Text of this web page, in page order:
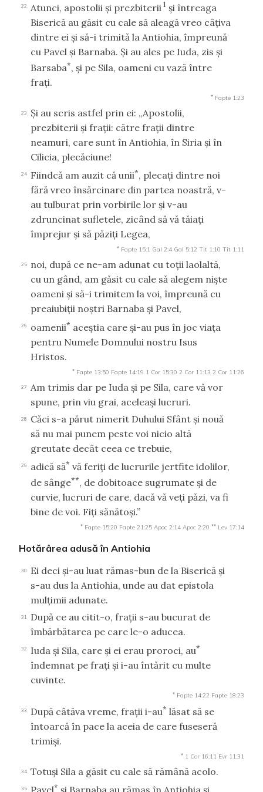
22 Atunci, apostolii şi prezbiterii 1 şi întreaga
Biserică au găsit cu cale să aleagă vreo câţiva
dintre ei şi să-i trimită la Antiohia, împreună
cu Pavel şi Barnaba. Şi au ales pe Iuda, zis şi
Barsaba*, şi pe Sila, oameni cu vază între
fraţi.
* Fapte 1:23
23
Şi au scris astfel prin ei: „Apostolii,
prezbiterii şi fraţii: către fraţii dintre
neamuri, care sunt în Antiohia, în Siria şi în
Cilicia, plecăciune!
24 Fiindcă am auzit că unii*, plecaţi dintre noi
fără vreo însărcinare din partea noastră, v-
au tulburat prin vorbirile lor şi v-au
zdruncinat sufletele, zicând să vă tăiaţi
împrejur şi să păziţi Legea,
* Fapte 15:1 Gal 2:4 Gal 5:12 Tit 1:10 Tit 1:11
25
noi, după ce ne-am adunat cu toţii laolaltă,
cu un gând, am găsit cu cale să alegem nişte
oameni şi să-i trimitem la voi, împreună cu
preaiubiţii noştri Barnaba şi Pavel,
26 oamenii* aceştia care şi-au pus în joc viaţa
pentru Numele Domnului nostru Isus
Hristos.
* Fapte 13:50 Fapte 14:19 1 Cor 15:30 2 Cor 11:13 2 Cor 11:26
27
Am trimis dar pe Iuda şi pe Sila, care vă vor
spune, prin viu grai, aceleaşi lucruri.
28
Căci s-a părut nimerit Duhului Sfânt şi nouă
să nu mai punem peste voi nicio altă
greutate decât ceea ce trebuie,
29 adică să* vă feriţi de lucrurile jertfite idolilor,
de sânge**, de dobitoace sugrumate şi de
curvie, lucruri de care, dacă vă veţi păzi, va fi
bine de voi. Fiţi sănătoşi.”
* Fapte 15:20 Fapte 21:25 Apoc 2:14 Apoc 2:20 ** Lev 17:14
Hotărârea adusă în Antiohia
30
Ei deci şi-au luat rămas-bun de la Biserică şi
s-au dus la Antiohia, unde au dat epistola
mulţimii adunate.
31
După ce au citit-o, fraţii s-au bucurat de
îmbărbătarea pe care le-o aducea.
32 Iuda şi Sila, care şi ei erau proroci, au*
îndemnat pe fraţi şi i-au întărit cu multe
cuvinte.
* Fapte 14:22 Fapte 18:23
33 După câtăva vreme, fraţii i-au* lăsat să se
întoarcă în pace la aceia de care fuseseră
trimişi.
* 1 Cor 16:11 Evr 11:31
34 Totuşi Sila a găsit cu cale să rămână acolo.
35 *